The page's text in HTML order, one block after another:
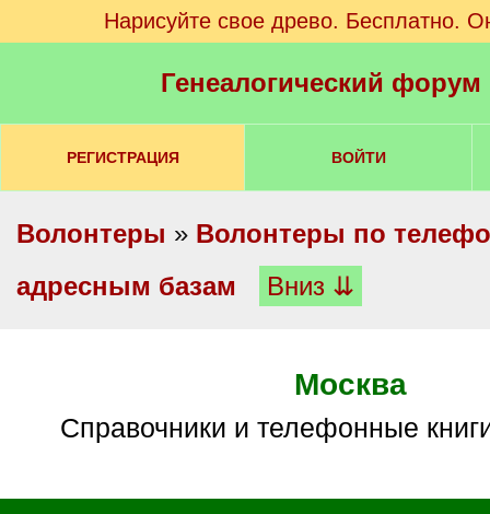
Нарисуйте свое древо. Бесплатно.
Генеалогический
РЕГИСТРАЦИЯ ВОЙТИ
Волонтеры » Волонтеры по
адресным базам
Вниз ⇊
Москва
Справочники и телефонные